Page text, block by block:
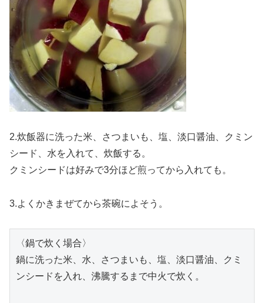
2.炊飯器に洗った米、さつまいも、塩、淡口醤油、クミン
シード、水を入れて、炊飯する。
クミンシードは好みで3分ほど煎ってから入れても。
3.よくかきまぜてから茶碗によそう。
〈鍋で炊く場合〉
鍋に洗った米、水、さつまいも、塩、淡口醤油、クミ
ンシードを入れ、沸騰するまで中火で炊く。